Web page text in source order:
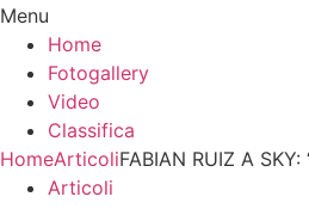
Menu
Home
Fotogallery
Video
Classifica
HomeArticoliFABIAN RUIZ A
Articoli